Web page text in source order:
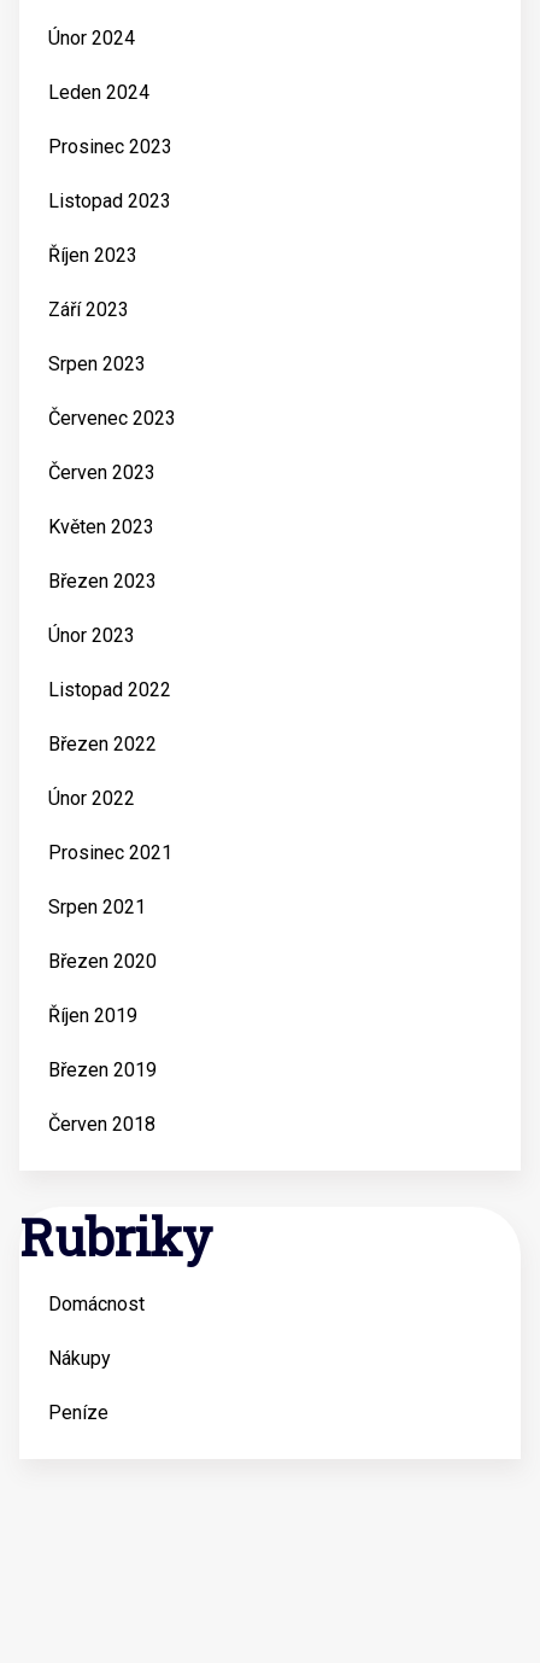
Únor 2024
Leden 2024
Prosinec 2023
Listopad 2023
Říjen 2023
Září 2023
Srpen 2023
Červenec 2023
Červen 2023
Květen 2023
Březen 2023
Únor 2023
Listopad 2022
Březen 2022
Únor 2022
Prosinec 2021
Srpen 2021
Březen 2020
Říjen 2019
Březen 2019
Červen 2018
Rubriky
Domácnost
Nákupy
Peníze